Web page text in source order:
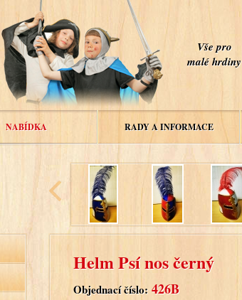
Vše pro
malé hrdiny
NABÍDKA RADY A INFORMACE
Helm Psí nos černý
Objednací číslo: 426B